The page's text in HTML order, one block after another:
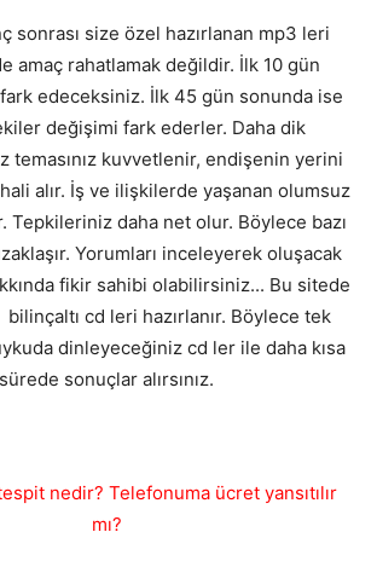
sonrası size özel hazırlanan mp3 leri
amaç rahatlamak değildir. İlk 10 gün
edeceksiniz. İlk 45 gün sonunda ise
değişimi fark ederler. Daha dik
temasınız kuvvetlenir, endişenin yerini
alır. İş ve ilişkilerde yaşanan olumsuz
Tepkileriniz daha net olur. Böylece bazı
Yorumları inceleyerek oluşacak
fikir sahibi olabilirsiniz... Bu sitede
cd leri hazırlanır. Böylece tek
dinleyeceğiniz cd ler ile daha kısa
sürede sonuçlar alırsınız.
nedir? Telefonuma ücret yansıtılır
mı?